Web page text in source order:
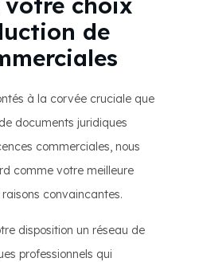
de
à la corvée cruciale que
documents juridiques
commerciales, nous
comme votre meilleure
convaincantes.
disposition un réseau de
professionnels qui